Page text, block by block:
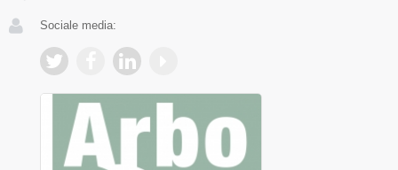
Sociale media: